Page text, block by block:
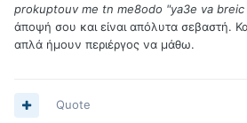
prokuptouv me tn me8odo "ya3e va breic
άποψή σου και είναι απόλυτα σεβαστή.
απλά ήμουν περιέργος να μάθω.
Quote